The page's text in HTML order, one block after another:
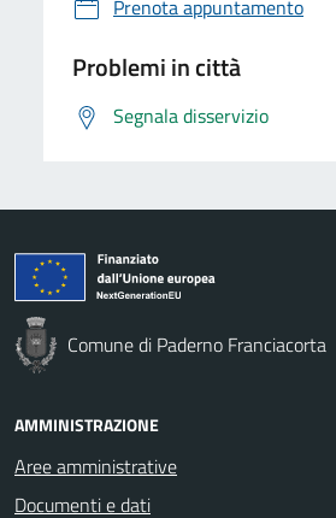
Prenota appuntamento
Problemi in città
Segnala disservizio
Comune di Paderno Franciacorta
AMMINISTRAZIONE
Aree amministrative
Documenti e dati